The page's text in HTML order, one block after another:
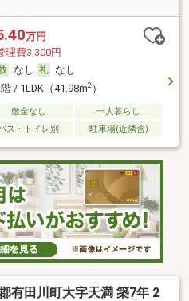
万円
理費3,300円
なし
なし
/ 1LDK（41.98m2）
敷金なし
一人暮らし
ス・トイレ別 駐車場(近隣含)
有田川町大字天満 築7年 2